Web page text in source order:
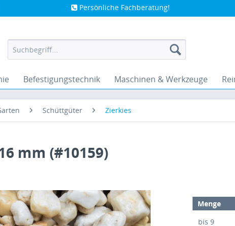
Persönliche Fachberatung!
Befestigungstechnik Maschinen & Werkzeuge
Schüttgüter Zierkies
mm (#10159)
Menge
bis9